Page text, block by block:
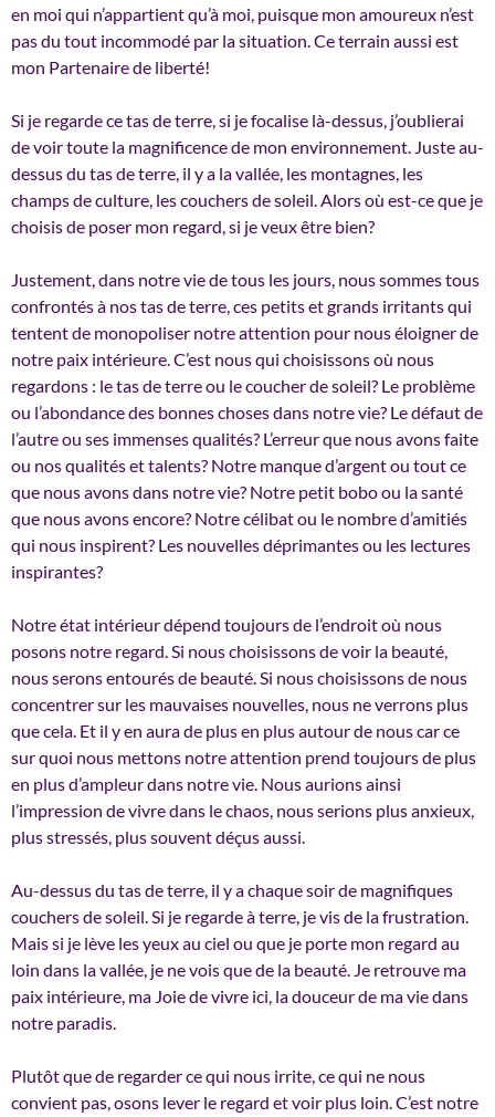
en moi qui n’appartient qu’à moi, puisque mon amoureux n’est
pas du tout incommodé par la situation. Ce terrain aussi est
mon Partenaire de liberté!
Si je regarde ce tas de terre, si je focalise là-dessus, j’oublierai
de voir toute la magnificence de mon environnement. Juste au-
dessus du tas de terre, il y a la vallée, les montagnes, les
champs de culture, les couchers de soleil. Alors où est-ce que je
choisis de poser mon regard, si je veux être bien?
Justement, dans notre vie de tous les jours, nous sommes tous
confrontés à nos tas de terre, ces petits et grands irritants qui
tentent de monopoliser notre attention pour nous éloigner de
notre paix intérieure. C’est nous qui choisissons où nous
regardons : le tas de terre ou le coucher de soleil? Le problème
ou l’abondance des bonnes choses dans notre vie? Le défaut de
l’autre ou ses immenses qualités? L’erreur que nous avons faite
ou nos qualités et talents? Notre manque d’argent ou tout ce
que nous avons dans notre vie? Notre petit bobo ou la santé
que nous avons encore? Notre célibat ou le nombre d’amitiés
qui nous inspirent? Les nouvelles déprimantes ou les lectures
inspirantes?
Notre état intérieur dépend toujours de l’endroit où nous
posons notre regard. Si nous choisissons de voir la beauté,
nous serons entourés de beauté. Si nous choisissons de nous
concentrer sur les mauvaises nouvelles, nous ne verrons plus
que cela. Et il y en aura de plus en plus autour de nous car ce
sur quoi nous mettons notre attention prend toujours de plus
en plus d’ampleur dans notre vie. Nous aurions ainsi
l’impression de vivre dans le chaos, nous serions plus anxieux,
plus stressés, plus souvent déçus aussi.
Au-dessus du tas de terre, il y a chaque soir de magnifiques
couchers de soleil. Si je regarde à terre, je vis de la frustration.
Mais si je lève les yeux au ciel ou que je porte mon regard au
loin dans la vallée, je ne vois que de la beauté. Je retrouve ma
paix intérieure, ma Joie de vivre ici, la douceur de ma vie dans
notre paradis.
Plutôt que de regarder ce qui nous irrite, ce qui ne nous
convient pas, osons lever le regard et voir plus loin. C’est notre